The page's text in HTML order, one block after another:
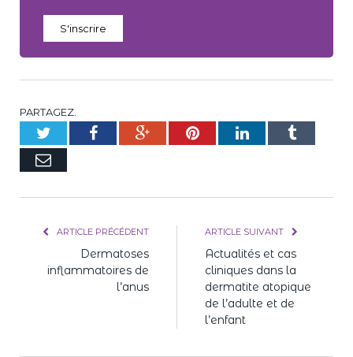
S'inscrire
PARTAGEZ.
TwitterFacebookGoogle+PinterestLinkedInTumblr
E-
ARTICLE PRÉCÉDENT
Dermatoses
inflammatoires de
l’anus
ARTICLE SUIVANT
Actualités et cas
cliniques dans la
dermatite atopique
de l’adulte et de
l’enfant